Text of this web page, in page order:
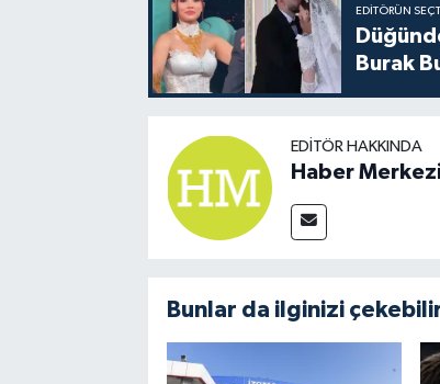
EDITÖRÜN
Burak
EDITÖR HAKKINDA
Haber
Bunlar da ilginizi